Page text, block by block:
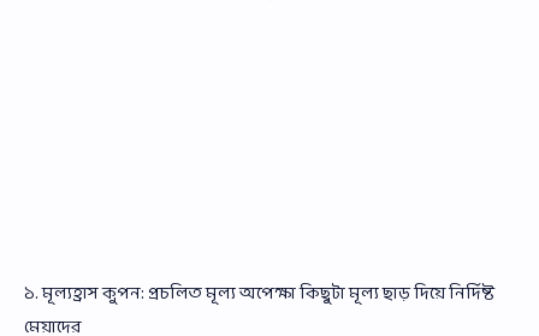
১. মূল্যহ্রাস কুপন: প্রচলিত মূল্য অপেক্ষা কিছুটা মূল্য ছাড় দিয়ে নির্দিষ্ট
মেয়াদের